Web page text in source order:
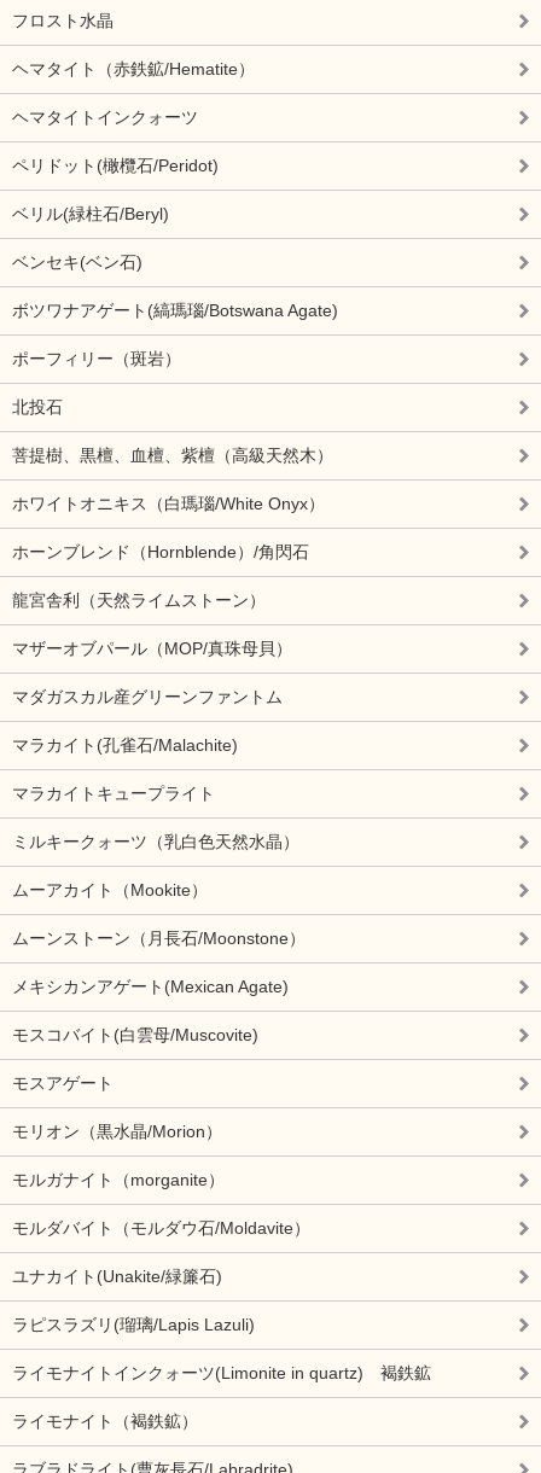
フロスト水晶
ヘマタイト（赤鉄鉱/Hematite）
ヘマタイトインクォーツ
ペリドット(橄欖石/Peridot)
ベリル(緑柱石/Beryl)
ベンセキ(ベン石)
ボツワナアゲート(縞瑪瑙/Botswana Agate)
ポーフィリー（斑岩）
北投石
菩提樹、黒檀、血檀、紫檀（高級天然木）
ホワイトオニキス（白瑪瑙/White Onyx）
ホーンブレンド（Hornblende）/角閃石
龍宮舎利（天然ライムストーン）
マザーオブパール（MOP/真珠母貝）
マダガスカル産グリーンファントム
マラカイト(孔雀石/Malachite)
マラカイトキュープライト
ミルキークォーツ（乳白色天然水晶）
ムーアカイト（Mookite）
ムーンストーン（月長石/Moonstone）
メキシカンアゲート(Mexican Agate)
モスコバイト(白雲母/Muscovite)
モスアゲート
モリオン（黒水晶/Morion）
モルガナイト（morganite）
モルダバイト（モルダウ石/Moldavite）
ユナカイト(Unakite/緑簾石)
ラピスラズリ(瑠璃/Lapis Lazuli)
ライモナイトインクォーツ(Limonite in quartz) 褐鉄鉱
ライモナイト（褐鉄鉱）
ラブラドライト(曹灰長石/Labradrite)